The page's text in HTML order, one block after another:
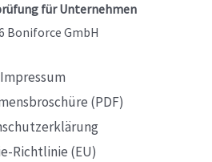
für Unternehmen
Boniforce GmbH
Impressum
(PDF)
Richtlinie (EU)